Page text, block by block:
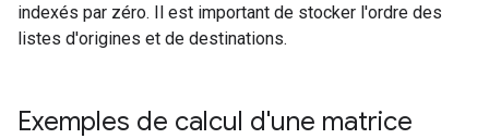
indexés par zéro. Il est important de stocker l'ordre des
listes d'origines et de destinations.
Exemples de calcul d'une matrice